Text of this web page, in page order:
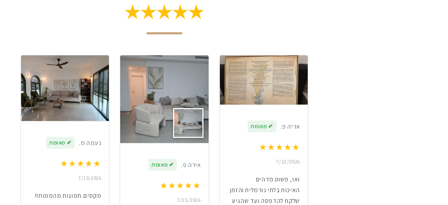
★★★★★
אריה פ. ✔ מאומת
★★★★★
7/22/2026
ואו, פשוט מדהים
האיכות בלתי נורמלית והזמן
שלקח להדפסה ועד שהגיע
אירה פ. ✔ מאומת
★★★★★
7/15/2026
נעמה מ. ✔ מאומת
★★★★★
7/13/2026
מקסים.תמונות מהממות!!